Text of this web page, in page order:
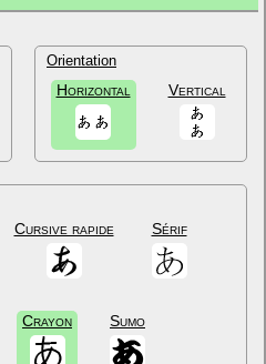
Orientation
Horizontal Vertical
Cursive rapide Sérif
Crayon Sumo